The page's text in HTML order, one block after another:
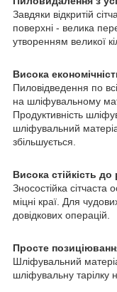
Завдяки відкритій
поверхні - велика
утворенням великої
Висока
Пиловідведення по
на шліфувальному
Продуктивність
шліфувальний
збільшується.
Висока стійкість
Зносостійка
міцні краї. Для
довідкових операцій.
Просте
Шліфувальний
шліфувальну тарілку